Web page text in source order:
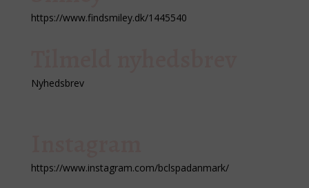
https://www.findsmiley.dk/1445540
Nyhedsbrev
https://www.instagram.com/bclspadanmark/